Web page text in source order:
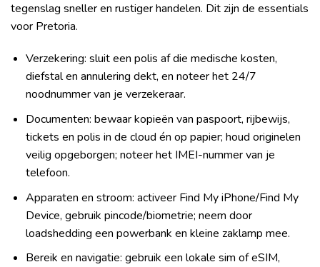
tegenslag sneller en rustiger handelen. Dit zijn de essentials
voor Pretoria.
Verzekering: sluit een polis af die medische kosten,
diefstal en annulering dekt, en noteer het 24/7
noodnummer van je verzekeraar.
Documenten: bewaar kopieën van paspoort, rijbewijs,
tickets en polis in de cloud én op papier; houd originelen
veilig opgeborgen; noteer het IMEI-nummer van je
telefoon.
Apparaten en stroom: activeer Find My iPhone/Find My
Device, gebruik pincode/biometrie; neem door
loadshedding een powerbank en kleine zaklamp mee.
Bereik en navigatie: gebruik een lokale sim of eSIM,